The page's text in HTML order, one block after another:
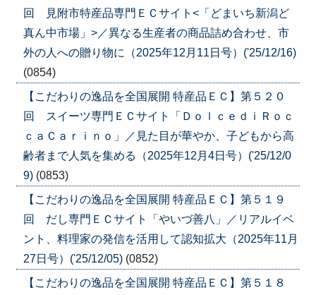
回 見附市特産品専門ＥＣサイト<「どまいち新潟ど
真ん中市場」>／異なる生産者の商品詰め合わせ、市
外の人への贈り物に（2025年12月11日号）('25/12/16)
(0854)
【こだわりの逸品を全国展開 特産品ＥＣ】第５２０
回 スイーツ専門ＥＣサイト「ＤｏｌｃｅｄｉＲｏｃ
ｃａＣａｒｉｎｏ」／見た目が華やか、子どもから高
齢者まで人気を集める（2025年12月4日号）('25/12/0
9) (0853)
【こだわりの逸品を全国展開 特産品ＥＣ】第５１９
回 だし専門ＥＣサイト「やいづ善八」／リアルイベ
ント、料理家の発信を活用して認知拡大（2025年11月
27日号）('25/12/05) (0852)
【こだわりの逸品を全国展開 特産品ＥＣ】第５１８